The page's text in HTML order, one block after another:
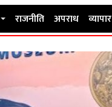
राजनीति अपराध व्यापार